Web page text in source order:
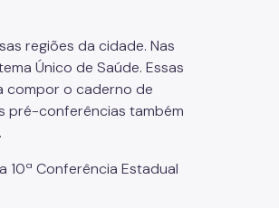
regiões da cidade. Nas
Único de Saúde. Essas
compor o caderno de
pré-conferências também
10ª Conferência Estadual